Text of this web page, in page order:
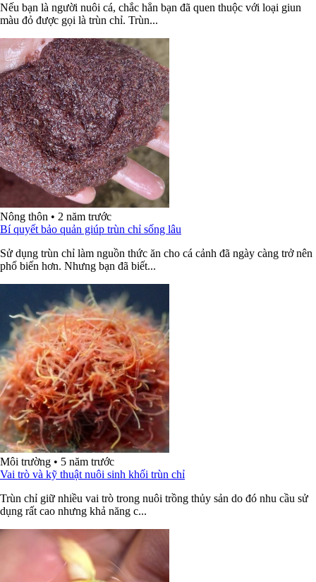
Nếu bạn là người nuôi cá, chắc hẳn bạn đã quen thuộc với loại giun
màu đỏ được gọi là trùn chỉ. Trùn...
Nông thôn • 2 năm trước
Bí quyết bảo quản giúp trùn chỉ sống lâu
Sử dụng trùn chỉ làm nguồn thức ăn cho cá cảnh đã ngày càng trở nên
phổ biến hơn. Nhưng bạn đã biết...
Môi trường • 5 năm trước
Vai trò và kỹ thuật nuôi sinh khối trùn chỉ
Trùn chỉ giữ nhiều vai trò trong nuôi trồng thủy sản do đó nhu cầu sử
dụng rất cao nhưng khả năng c...